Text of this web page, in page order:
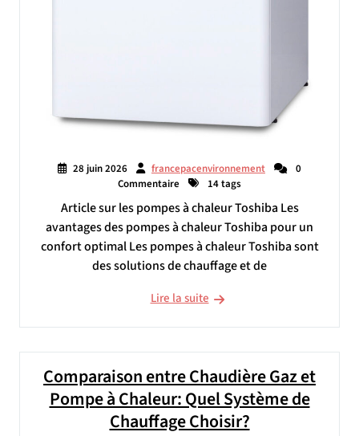
28 juin 2026 francepacenvironnement
0
Commentaire
14 tags
Article sur les pompes à chaleur Toshiba Les
avantages des pompes à chaleur Toshiba pour un
confort optimal Les pompes à chaleur Toshiba sont
des solutions de chauffage et de
Lire la suite
Comparaison entre Chaudière Gaz et
Pompe à Chaleur: Quel Système de
Chauffage Choisir?